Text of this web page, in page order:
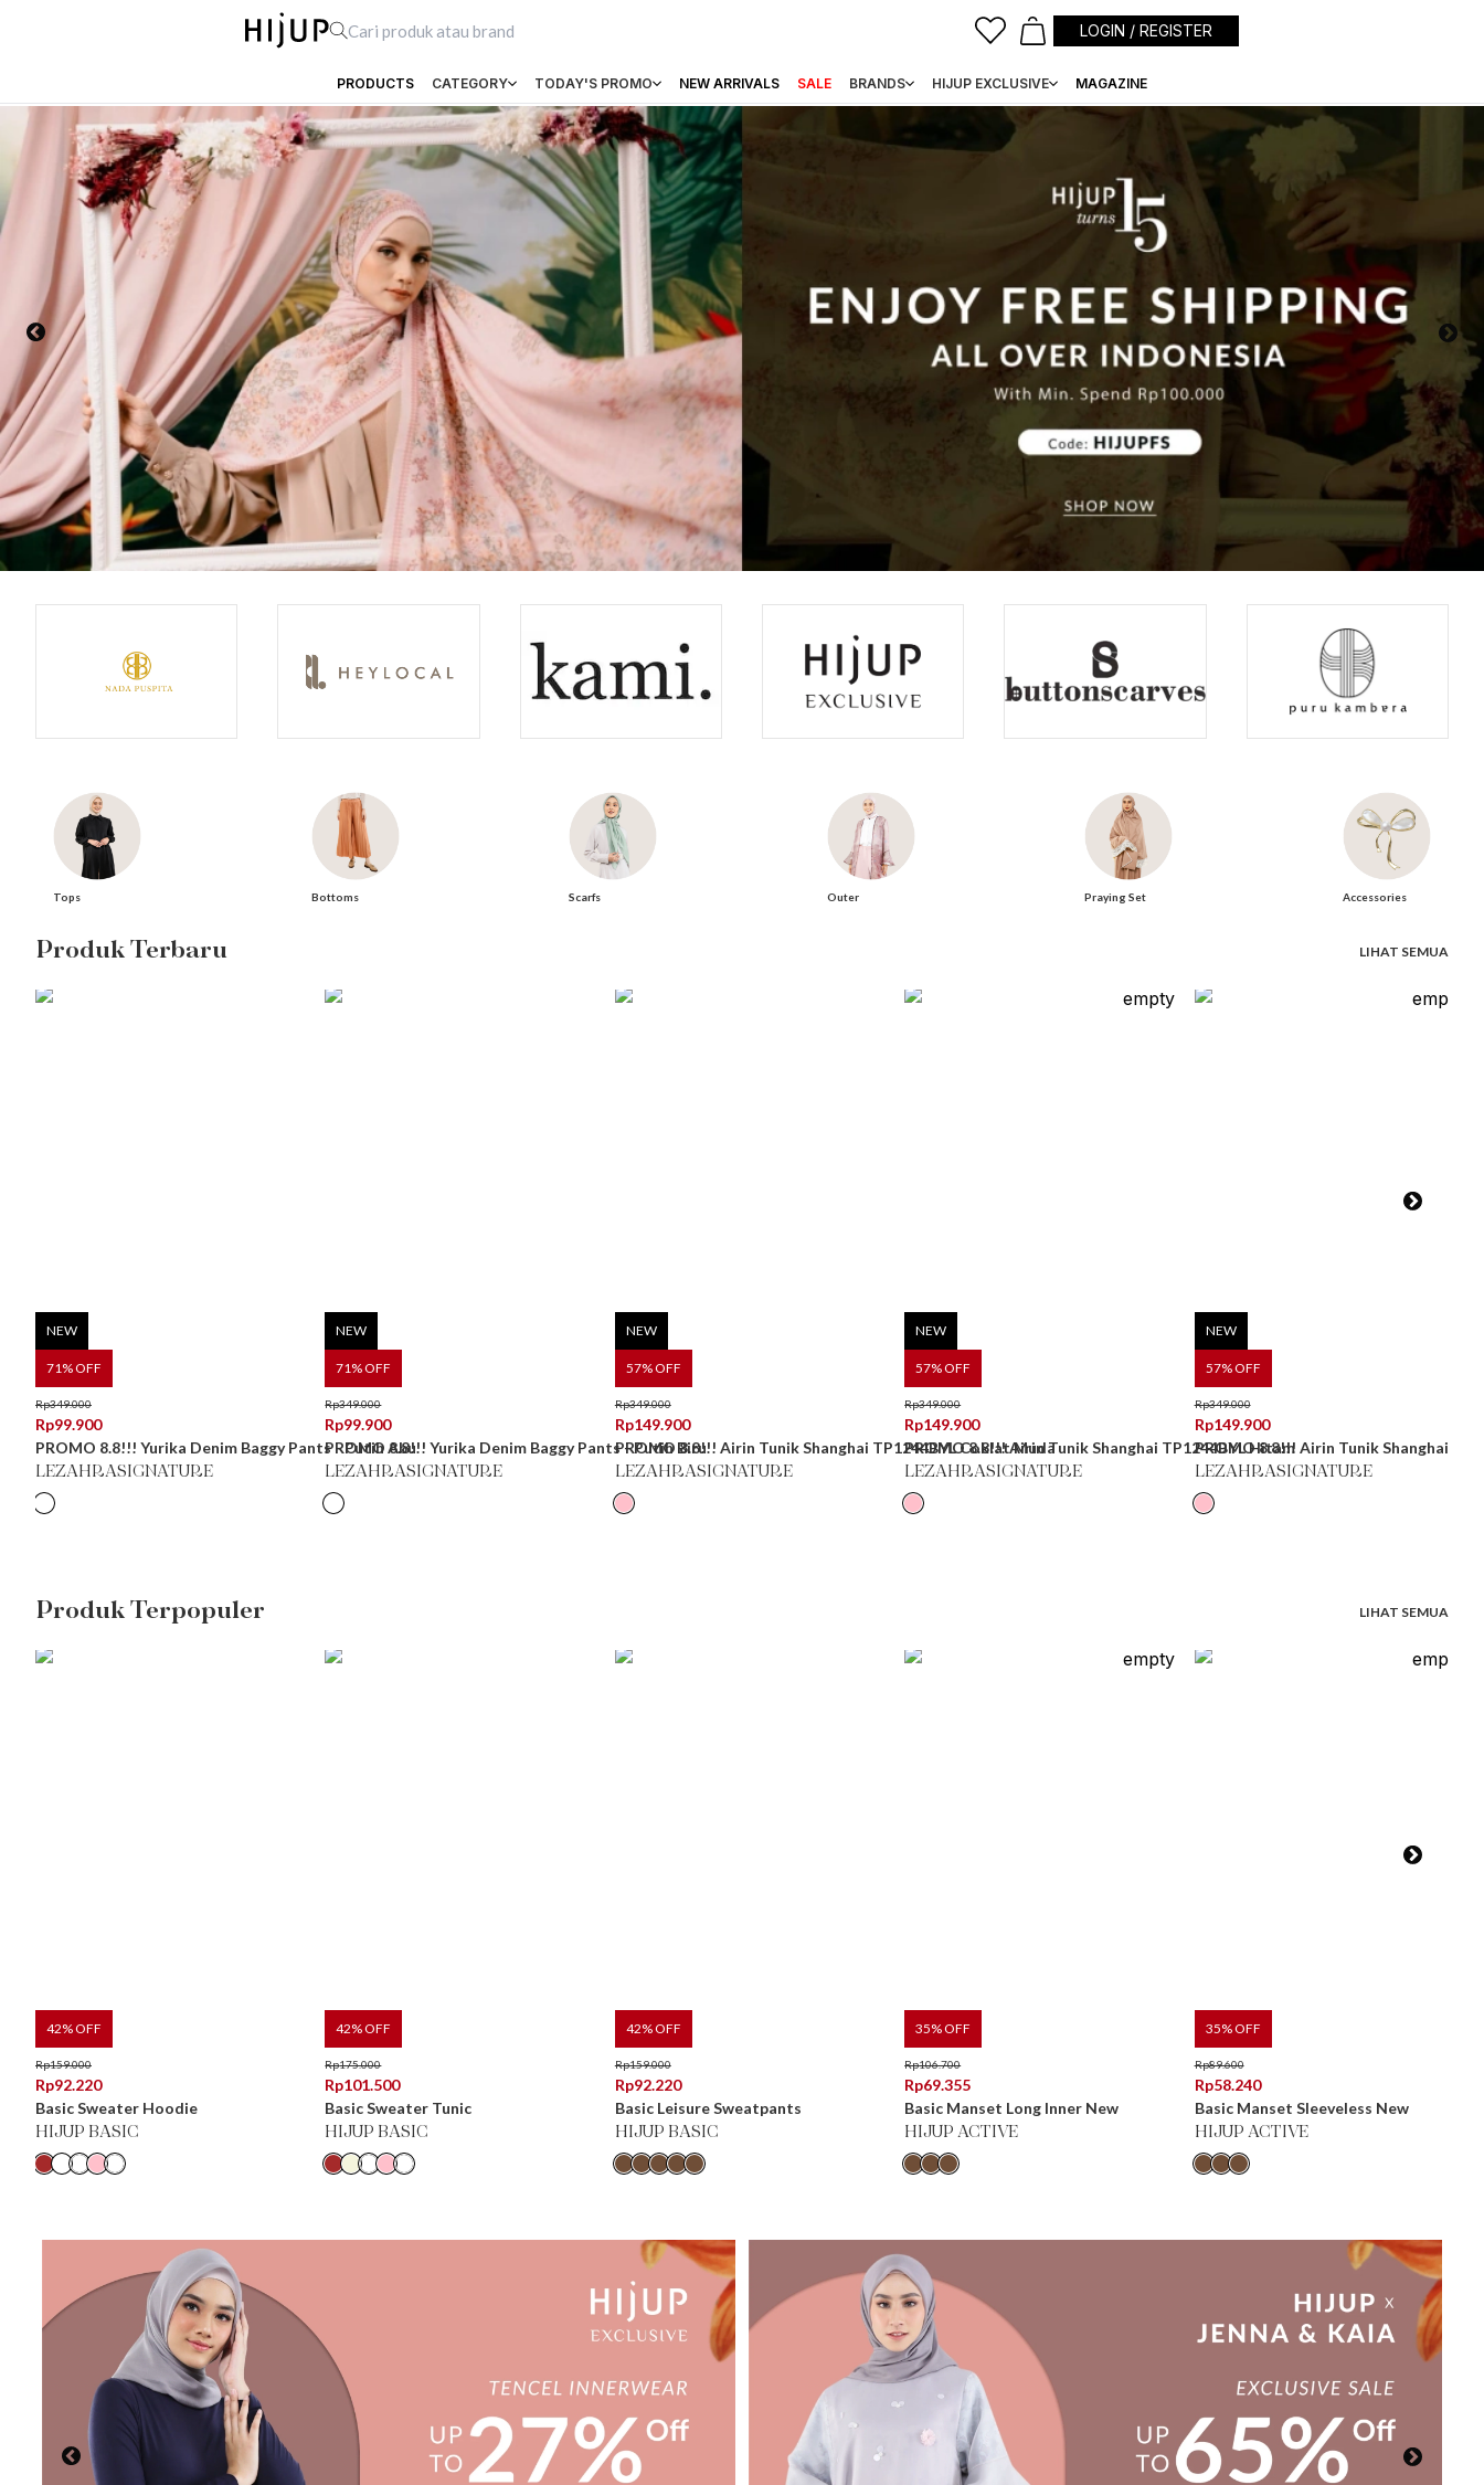
LOGIN / REGISTER
PRODUCTS CATEGORY TODAY'S PROMO NEW ARRIVALS SALE BRANDS HIJUP EXCLUSIVE MAGAZINE
Tops Bottoms Scarfs Outer Praying Set Accessories
Produk Terbaru LIHAT SEMUA
71 % OFF
NEW
Rp349.000
Rp99.900
PROMO 8.8!!! Yurika Denim Baggy Pants - Putih Abu
LEZAHRASIGNATURE
71 % OFF
NEW
Rp349.000
Rp99.900
PROMO 8.8!!! Yurika Denim Baggy Pants - Putih Biru
LEZAHRASIGNATURE
57% OFF
NEW
Rp349.000
Rp149.900
PROMO 8.8!!! Airin Tunik Shanghai TP1244BYL Coklat Muda
LEZAHRASIGNATURE
57% OFF
NEW
Rp349.000
Rp149.900
PROMO 8.8!!! Airin Tunik Shanghai TP1244BYL Hitam
LEZAHRASIGNATURE
57% OFF
NEW
Rp349.000
Rp149.900
PROMO 8.8!!! Airin Tunik Shanghai -
LEZAHRASIGNATURE
Produk Terpopuler LIHAT SEMUA
42% OFF
Rp159.000
Rp92.220
Basic Sweater Hoodie
HIJUP BASIC
42% OFF
Rp175.000
Rp101.500
Basic Sweater Tunic
HIJUP BASIC
42% OFF
Rp159.000
Rp92.220
Basic Leisure Sweatpants
HIJUP BASIC
35% OFF
Rp106.700
Rp69.355
Basic Manset Long Inner New
HIJUP ACTIVE
35% OFF
Rp89.600
Rp58.240
Basic Manset Sleeveless New
HIJUP ACTIVE